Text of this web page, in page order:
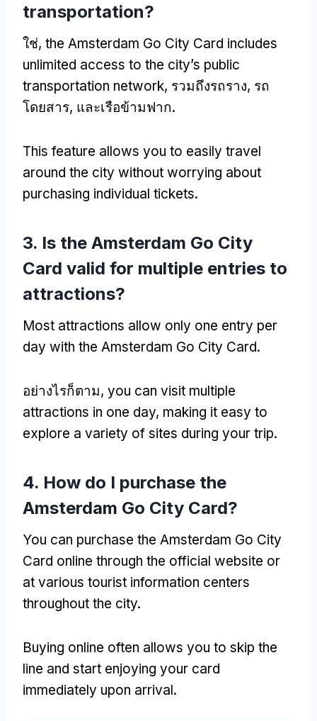
transportation?
ใช่, the Amsterdam Go City Card includes
unlimited access to the city’s public
transportation network, รวมถึงรถราง, รถ
โดยสาร, และเรือข้ามฟาก.
This feature allows you to easily travel
around the city without worrying about
purchasing individual tickets.
3. Is the Amsterdam Go City
Card valid for multiple entries to
attractions?
Most attractions allow only one entry per
day with the Amsterdam Go City Card.
อย่างไรก็ตาม, you can visit multiple
attractions in one day, making it easy to
explore a variety of sites during your trip.
4. How do I purchase the
Amsterdam Go City Card?
You can purchase the Amsterdam Go City
Card online through the official website or
at various tourist information centers
throughout the city.
Buying online often allows you to skip the
line and start enjoying your card
immediately upon arrival.